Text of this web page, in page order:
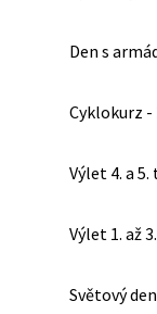
Den s
Cyklokurz -
Výlet 4. a
Výlet 1. až
Světový